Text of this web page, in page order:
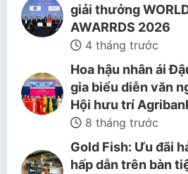
giải thưởng
AWARRDS 2026
4 tháng trước
Hoa hậu nhân ái
gia biểu diễn văn
Hội hưu trí
8 tháng trước
Gold Fish: Ưu đãi
hấp dẫn trên bàn